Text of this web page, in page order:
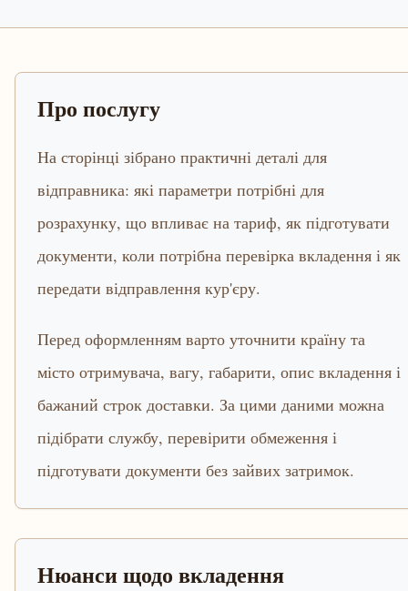
Про послугу
На сторінці зібрано практичні деталі для
відправника: які параметри потрібні для
розрахунку, що впливає на тариф, як підготувати
документи, коли потрібна перевірка вкладення і як
передати відправлення кур'єру.
Перед оформленням варто уточнити країну та
місто отримувача, вагу, габарити, опис вкладення і
бажаний строк доставки. За цими даними можна
підібрати службу, перевірити обмеження і
підготувати документи без зайвих затримок.
Нюанси щодо вкладення